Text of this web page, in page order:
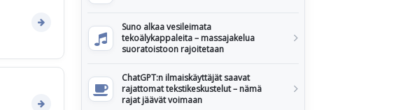
Suno alkaa vesileimata
tekoälykappaleita – massajakelua
suoratoistoon rajoitetaan
ChatGPT:n ilmaiskäyttäjät saavat
rajattomat tekstikeskustelut – nämä
rajat jäävät voimaan